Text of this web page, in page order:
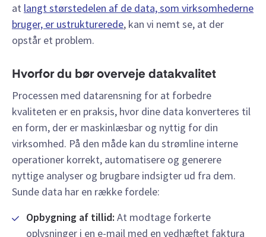
at langt størstedelen af de data, som virksomhederne
bruger, er ustrukturerede, kan vi nemt se, at der
opstår et problem.
Hvorfor du bør overveje datakvalitet
Processen med datarensning for at forbedre
kvaliteten er en praksis, hvor dine data konverteres til
en form, der er maskinlæsbar og nyttig for din
virksomhed. På den måde kan du strømline interne
operationer korrekt, automatisere og generere
nyttige analyser og brugbare indsigter ud fra dem.
Sunde data har en række fordele:
Opbygning af tillid: At modtage forkerte
oplysninger i en e-mail med en vedhæftet faktura